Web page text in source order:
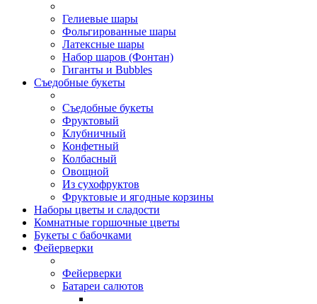
Гелиевые шары
Фольгированные шары
Латексные шары
Набор шаров (Фонтан)
Гиганты и Bubbles
Съедобные букеты
Съедобные букеты
Фруктовый
Клубничный
Конфетный
Колбасный
Овощной
Из сухофруктов
Фруктовые и ягодные корзины
Наборы цветы и сладости
Комнатные горшочные цветы
Букеты с бабочками
Фейерверки
Фейерверки
Батареи салютов